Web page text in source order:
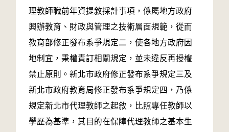
理教師職前年資提敘採計事項，係屬地方政府
興辦教育、財政與管理之技術層面規範，從而
教育部修正發布系爭規定二，使各地方政府因
地制宜，秉權責訂相關規定，並未違反再授權
禁止原則。新北市政府修正發布系爭規定三及
新北市政府教育局修正發布系爭規定四，乃係
規定新北市代理教師之起敘，比照專任教師以
學歷為基準，其目的在保障代理教師之基本生